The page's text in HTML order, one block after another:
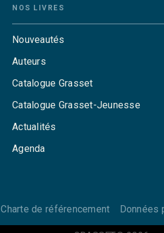
NOS LIVRES
Nouveautés
Auteurs
Catalogue Grasset
Catalogue Grasset-Jeunesse
Actualités
Agenda
Charte de référencement Données